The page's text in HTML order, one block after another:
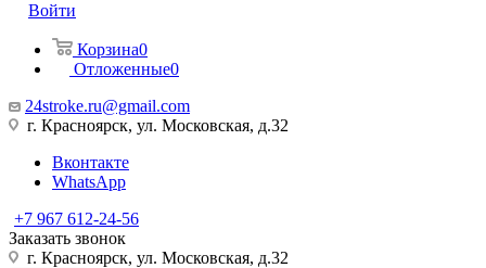
Войти
Корзина0
Отложенные0
24stroke.ru@gmail.com
г. Красноярск, ул. Московская, д.32
Вконтакте
WhatsApp
+7 967 612-24-56
Заказать звонок
г. Красноярск, ул. Московская, д.32